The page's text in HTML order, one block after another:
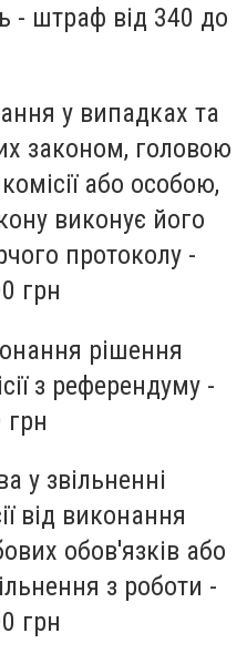
- штраф від 340 до
у випадках та
законом, головою
або особою,
виконує його
протоколу -
грн
рішення
з референдуму -
у звільненні
від виконання
обов'язків або
з роботи -
грн